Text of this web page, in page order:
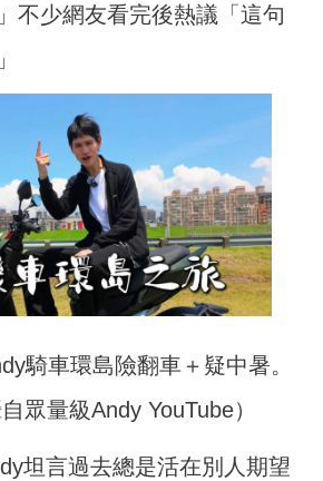
不少網友看完後熱議「這句
騎車環島險翻車＋疑中暑。
眾量級Andy YouTube）
坦言過去總是活在別人期望